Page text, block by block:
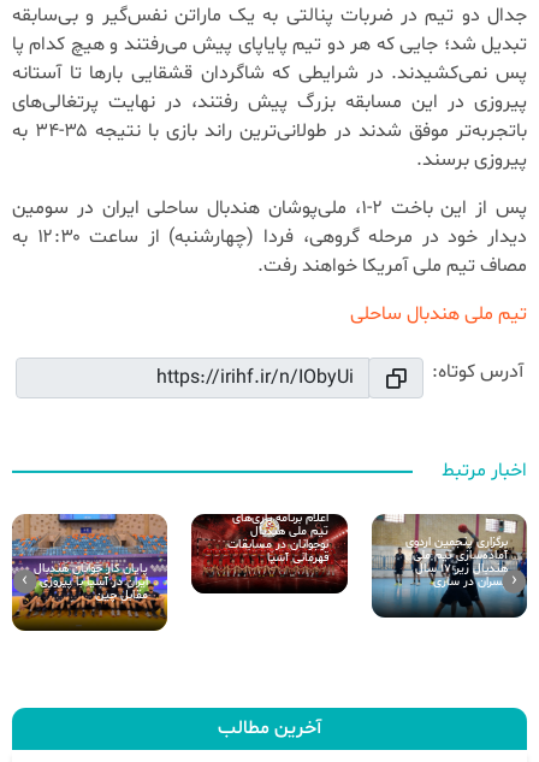
جدال دو تیم در ضربات پنالتی به یک ماراتن نفس‌گیر و بی‌سابقه
تبدیل شد؛ جایی که هر دو تیم پایاپای پیش می‌رفتند و هیچ‌ کدام پا
پس نمی‌کشیدند. در شرایطی که شاگردان قشقایی بارها تا آستانه
پیروزی در این مسابقه بزرگ پیش رفتند، در نهایت پرتغالی‌های
باتجربه‌تر موفق شدند در طولانی‌ترین راند بازی با نتیجه ۳۵-۳۴ به
پیروزی برسند.
پس از این باخت ۲-۱، ملی‌پوشان هندبال ساحلی ایران در سومین
دیدار خود در مرحله گروهی، فردا (چهارشنبه) از ساعت ۱۲:۳۰ به
مصاف تیم ملی آمریکا خواهند رفت.
تیم ملی هندبال ساحلی
آدرس کوتاه:
اخبار مرتبط
برگزاری پنجمین اردوی
آماده‌سازی تیم ملی
هندبال زیر ۱۷ سال
پسران در ساری
اعلام برنامه بازی‌های
تیم ملی هندبال
نوجوانان در مسابقات
قهرمانی آسیا
پایان کار جوانان هندبال
ایران در آسیا با پیروزی
مقابل چین
‹
›
آخرین مطالب